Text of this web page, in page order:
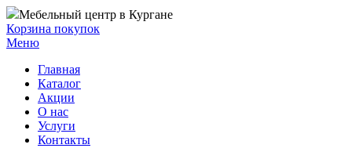
Мебельный центр в Кургане
Корзина покупок
Меню
Главная
Каталог
Акции
О нас
Услуги
Контакты